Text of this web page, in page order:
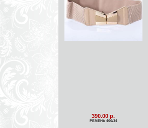
390.00 р.
РЕМЕНЬ 400/34